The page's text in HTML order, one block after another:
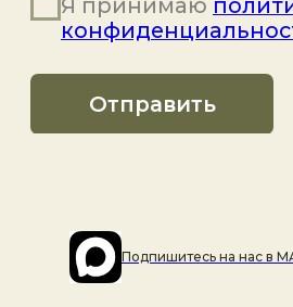
Подпишитесь на наc в